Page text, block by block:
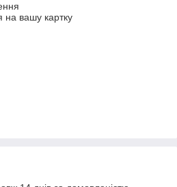
на вашу картку